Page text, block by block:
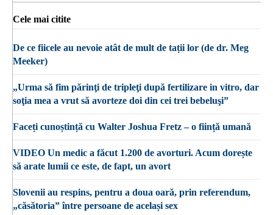
Cele mai citite
De ce fiicele au nevoie atât de mult de tații lor (de dr. Meg
Meeker)
„Urma să fim părinţi de tripleţi după fertilizare in vitro, dar
soţia mea a vrut să avorteze doi din cei trei bebeluşi”
Faceți cunoștință cu Walter Joshua Fretz – o ființă umană
VIDEO Un medic a făcut 1.200 de avorturi. Acum dorește
să arate lumii ce este, de fapt, un avort
Slovenii au respins, pentru a doua oară, prin referendum,
„căsătoria” între persoane de același sex